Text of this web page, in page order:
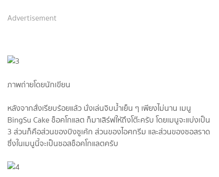
Advertisement
ภาพถ่ายโดยนักเขียน
หลังจากสั่งเรียบร้อยแล้ว นั่งเล่นจิบน้ำเย็น ๆ เพียงไม่นาน เมนู
BingSu Cake ช็อคโกแลต ก็มาเสิร์ฟให้ถึงโต๊ะครับ โดยเมนูจะแบ่งเป็น
3 ส่วนก็คือส่วนของบิงซูเค้ก ส่วนของไอศกรีม และส่วนของซอสราด
ซึ่งในเมนูนี้จะเป็นซอสช็อคโกแลตครับ